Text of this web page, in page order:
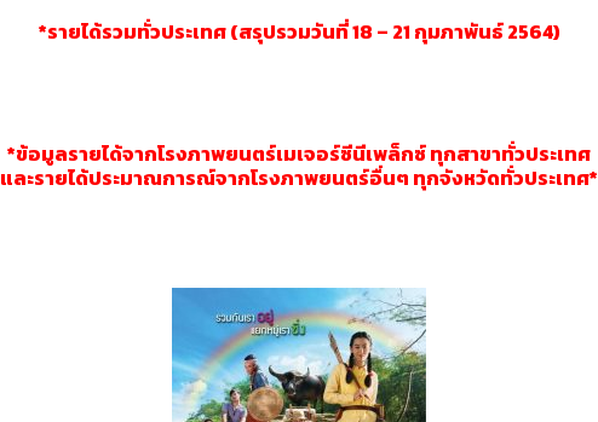
*รายได้รวมทั่วประเทศ (สรุปรวมวันที่ 18 – 21 กุมภาพันธ์ 2564)
*ข้อมูลรายได้จากโรงภาพยนตร์เมเจอร์ซีนีเพล็กซ์ ทุกสาขาทั่วประเทศ
และรายได้ประมาณการณ์จากโรงภาพยนตร์อื่นๆ ทุกจังหวัดทั่วประเทศ*